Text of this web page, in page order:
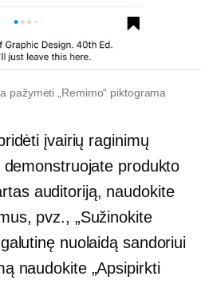
pažymėti „Remimo“ piktograma
įvairių raginimų
produkto
auditoriją, naudokite
pvz., „Sužinokite
nuolaidą sandoriui
naudokite „Apsipirkti